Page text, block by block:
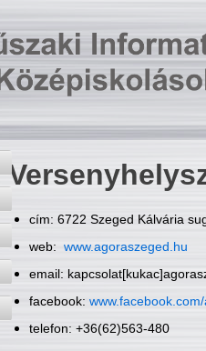
cím: 6722 Szeged Kálvária
web: www.agoraszeged.hu
email:
facebook:
telefon: +36(62)563-480